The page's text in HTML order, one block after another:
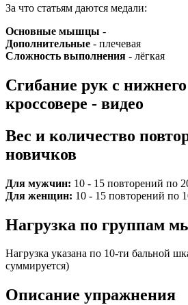
За что статьям даются медали:
Основные мышцы -
Дополнительные - плечевая
Сложность выполнения - лёгкая
Сгибание рук с
кроссовере - видео
Вес и количество
новичков
Для мужчин: 10 - 15 повторений по
Для женщин: 10 - 15 повторений по
Нагрузка по группам
Нагрузка указана по 10-ти бальной
суммируется)
Описание упражнения